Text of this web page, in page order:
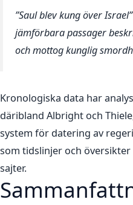
”Saul blev kung över
jämförbara passager
och mottog kunglig
Kronologiska data har
däribland Albright och
system för datering av
som tidslinjer och
sajter.